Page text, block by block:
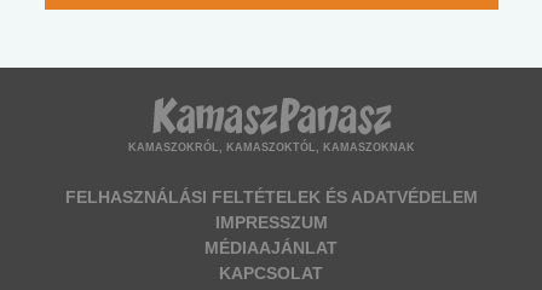
KAMASZOKRÓL, KAMASZOKTÓL, KAMASZOKNAK
FELHASZNÁLÁSI FELTÉTELEK ÉS ADATVÉDELEM
IMPRESSZUM
MÉDIAAJÁNLAT
KAPCSOLAT